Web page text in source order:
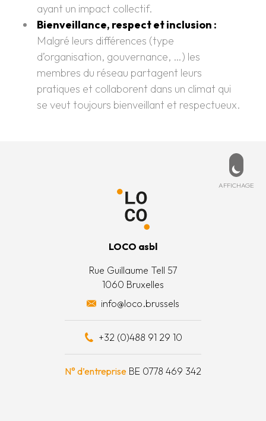
ayant un impact collectif.
Bienveillance, respect et inclusion :
Malgré leurs différences (type
d’organisation, gouvernance, …) les
membres du réseau partagent leurs
pratiques et collaborent dans un climat qui
se veut toujours bienveillant et respectueux.
LOCO asbl
Rue Guillaume Tell 57
1060 Bruxelles
info@loco.brussels
+32 (0)488 91 29 10
N° d’entreprise BE 0778 469 342
AFFICHAGE